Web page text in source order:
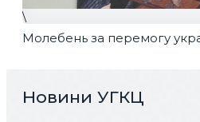
\
Молебень за перемогу
Новини УГКЦ